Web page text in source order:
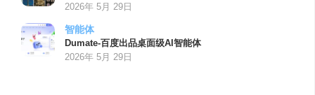
2026年 5月 29日
智能体
Dumate-百度出品桌面级AI智能体
2026年 5月 29日